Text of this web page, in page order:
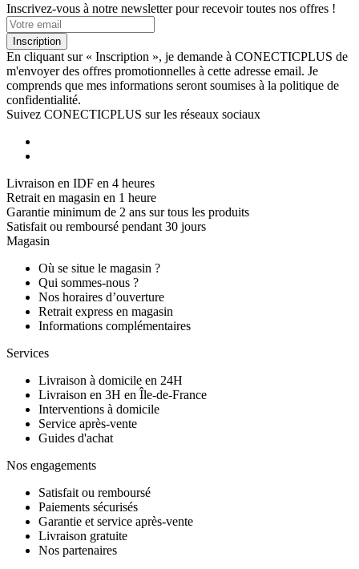
Inscrivez-vous à notre newsletter pour recevoir toutes nos offres !
Inscription
En cliquant sur « Inscription », je demande à CONECTICPLUS de
m'envoyer des offres promotionnelles à cette adresse email. Je
comprends que mes informations seront soumises à la politique de
confidentialité.
Suivez CONECTICPLUS sur les réseaux sociaux
Livraison en IDF en 4 heures
Retrait en magasin en 1 heure
Garantie minimum de 2 ans sur tous les produits
Satisfait ou remboursé pendant 30 jours
Magasin
Où se situe le magasin ?
Qui sommes-nous ?
Nos horaires d’ouverture
Retrait express en magasin
Informations complémentaires
Services
Livraison à domicile en 24H
Livraison en 3H en Île-de-France
Interventions à domicile
Service après-vente
Guides d'achat
Nos engagements
Satisfait ou remboursé
Paiements sécurisés
Garantie et service après-vente
Livraison gratuite
Nos partenaires